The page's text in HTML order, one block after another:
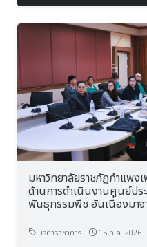
มหาวิทยาลัยราชภัฏกำแพง
ด้านการดำเนินงานศูนย์ปร
พันธุกรรมพืช อันเนื่องมาจ
บริการวิชาการ 15 ก.ค. 2026